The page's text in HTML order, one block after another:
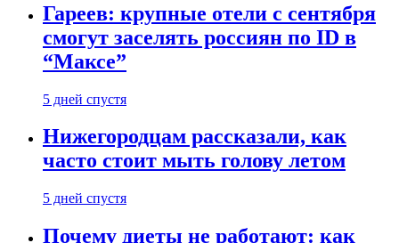
Гареев: крупные отели с сентября
смогут заселять россиян по ID в
“Максе”
5 дней спустя
Нижегородцам рассказали, как
часто стоит мыть голову летом
5 дней спустя
Почему диеты не работают: как